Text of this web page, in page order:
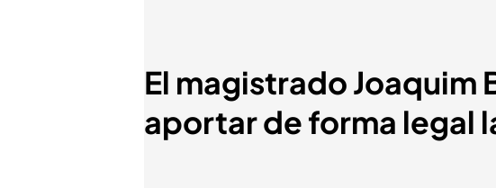
El magistrado
aportar de forma legal